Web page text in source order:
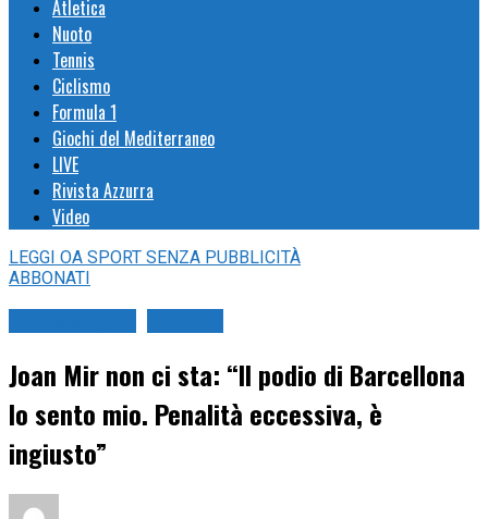
Atletica
Nuoto
Tennis
Ciclismo
Formula 1
Giochi del Mediterraneo
LIVE
Rivista Azzurra
Video
LEGGI OA SPORT SENZA PUBBLICITÀ
ABBONATI
Joan Mir non ci sta: “Il podio di Barcellona
lo sento mio. Penalità eccessiva, è
ingiusto”